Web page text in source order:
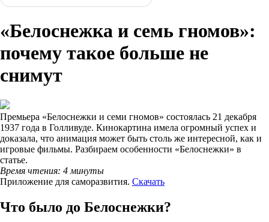
«Белоснежка и семь гномов»:
почему такое больше не
снимут
Премьера «Белоснежки и семи гномов» состоялась 21 декабря
1937 года в Голливуде. Кинокартина имела огромный успех и
доказала, что анимация может быть столь же интересной, как и
игровые фильмы. Разбираем особенности «Белоснежки» в
статье.
Время чтения: 4 минуты
Приложение для саморазвития. Скачать
Что было до Белоснежки?